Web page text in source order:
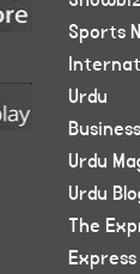
Sports
Urdu
Urdu
Urdu
The